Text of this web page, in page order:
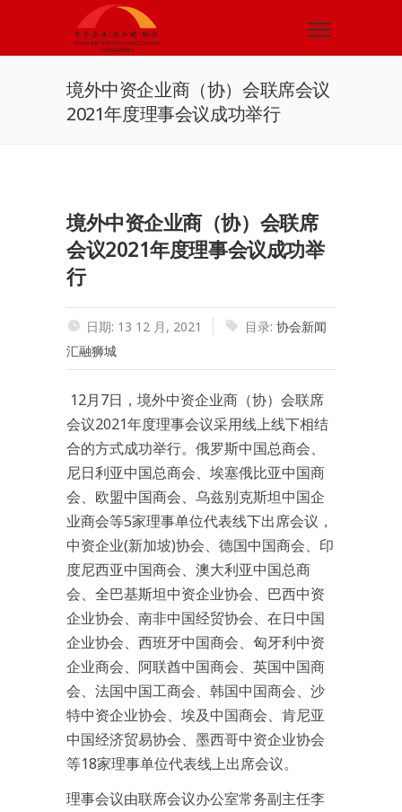
境外中资企业商（协）会联席会议
2021年度理事会议成功举行
境外中资企业商（协）会联席
会议2021年度理事会议成功举
行
日期: 13 12 月, 2021 目录: 协会新闻
汇融狮城
12月7日，境外中资企业商（协）会联席
会议2021年度理事会议采用线上线下相结
合的方式成功举行。俄罗斯中国总商会、
尼日利亚中国总商会、埃塞俄比亚中国商
会、欧盟中国商会、乌兹别克斯坦中国企
业商会等5家理事单位代表线下出席会议，
中资企业(新加坡)协会、德国中国商会、印
度尼西亚中国商会、澳大利亚中国总商
会、全巴基斯坦中资企业协会、巴西中资
企业协会、南非中国经贸协会、在日中国
企业协会、西班牙中国商会、匈牙利中资
企业商会、阿联酋中国商会、英国中国商
会、法国中国工商会、韩国中国商会、沙
特中资企业协会、埃及中国商会、肯尼亚
中国经济贸易协会、墨西哥中资企业协会
等18家理事单位代表线上出席会议。
理事会议由联席会议办公室常务副主任李